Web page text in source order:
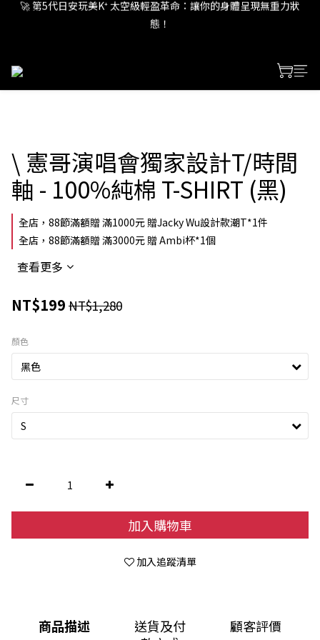
🚀 第5代日安玩美K⁺ 太空級輕盈革命：讓你的身體呈現無重力狀
態！
\ 憲哥演唱會獨家設計T/時間
軸 - 100%純棉 T-SHIRT (黑)
全店，88節滿額贈 滿1000元 贈Jacky Wu設計款潮T*1件
全店，88節滿額贈 滿3000元 贈 Ambi杯*1個
查看更多
NT$199 NT$1,280
顏色
尺寸
加入購物車
加入追蹤清單
商品描述
送貨及付
顧客評價